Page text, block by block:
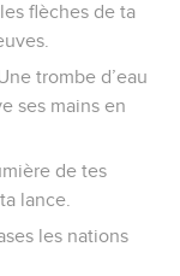
flèches de ta
trombe d’eau
ses mains en
de tes
lance.
les nations